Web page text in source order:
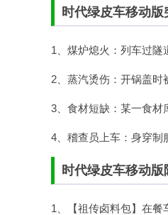
时代绿皮车移动
1、煤炉熄火：列车过隧
2、蒸汽烫伤：开锅盖时
3、食材短缺：某一食材
4、稽查员上车：身穿制
时代绿皮车移动
1、【祖传卤料包】在